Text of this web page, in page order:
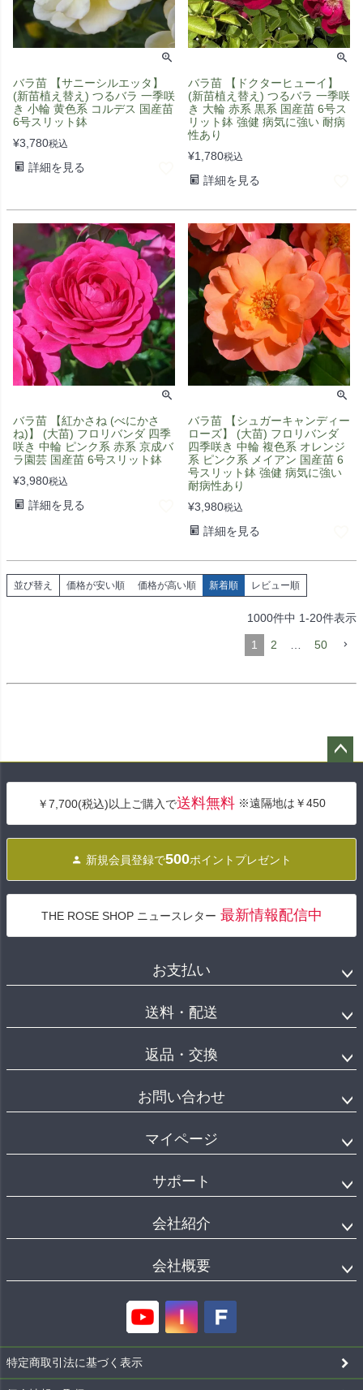
バラ苗 【サニーシルエッタ】
(新苗植え替え) つるバラ 一季咲
き 小輪 黄色系 コルデス 国産苗
6号スリット鉢
¥3,780税込
詳細を見る
バラ苗 【ドクターヒューイ】
(新苗植え替え) つるバラ 一季咲
き 大輪 赤系 黒系 国産苗 6号ス
リット鉢 強健 病気に強い 耐病
性あり
¥1,780税込
詳細を見る
バラ苗 【紅かさね (べにかさ
ね)】 (大苗) フロリバンダ 四季
咲き 中輪 ピンク系 赤系 京成バ
ラ園芸 国産苗 6号スリット鉢
¥3,980税込
詳細を見る
バラ苗 【シュガーキャンディー
ローズ】 (大苗) フロリバンダ
四季咲き 中輪 複色系 オレンジ
系 ピンク系 メイアン 国産苗 6
号スリット鉢 強健 病気に強い
耐病性あり
¥3,980税込
詳細を見る
並び替え 価格が安い順 価格が高い順 新着順 レビュー順
1000件中 1-20件表示
1 2 … 50
へ
￥7,700(税込)以上ご購入で送料無料 ※遠隔地は￥450
新規会員登録で500ポイントプレゼント
THE ROSE SHOP ニュースレター 最新情報配信中
お支払い
送料・配送
返品・交換
お問い合わせ
マイページ
サポート
会社紹介
会社概要
特定商取引法に基づく表示